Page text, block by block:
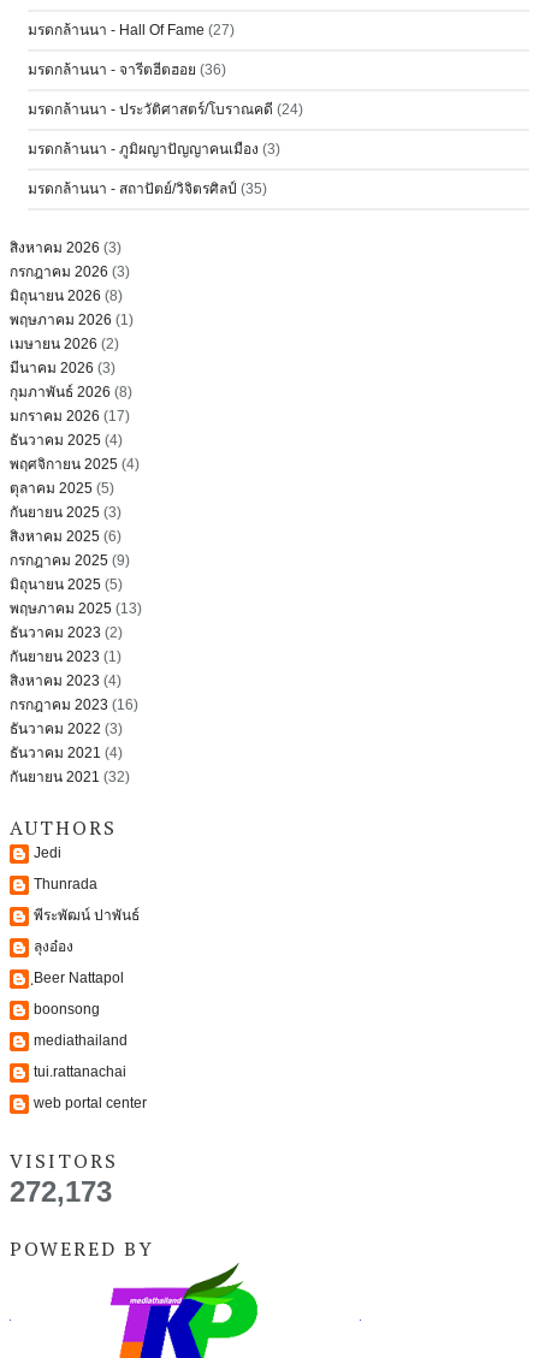
มรดกล้านนา - Hall Of Fame (27)
มรดกล้านนา - จารีตฮีตฮอย (36)
มรดกล้านนา - ประวัติศาสตร์/โบราณคดี (24)
มรดกล้านนา - ภูมิผญาปัญญาคนเมือง (3)
มรดกล้านนา - สถาปัตย์/วิจิตรศิลป์ (35)
สิงหาคม 2026 (3)
กรกฎาคม 2026 (3)
มิถุนายน 2026 (8)
พฤษภาคม 2026 (1)
เมษายน 2026 (2)
มีนาคม 2026 (3)
กุมภาพันธ์ 2026 (8)
มกราคม 2026 (17)
ธันวาคม 2025 (4)
พฤศจิกายน 2025 (4)
ตุลาคม 2025 (5)
กันยายน 2025 (3)
สิงหาคม 2025 (6)
กรกฎาคม 2025 (9)
มิถุนายน 2025 (5)
พฤษภาคม 2025 (13)
ธันวาคม 2023 (2)
กันยายน 2023 (1)
สิงหาคม 2023 (4)
กรกฎาคม 2023 (16)
ธันวาคม 2022 (3)
ธันวาคม 2021 (4)
กันยายน 2021 (32)
AUTHORS
Jedi
Thunrada
พีระพัฒน์ ปาพันธ์
ลุงอ๋อง
ฺBeer Nattapol
boonsong
mediathailand
tui.rattanachai
web portal center
VISITORS
272,173
POWERED BY